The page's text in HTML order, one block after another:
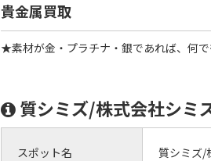
貴金属買取
★素材が金・プラチナ・銀であれば、何で
質シミズ/株式会社シミ
スポット名 質シミズ/